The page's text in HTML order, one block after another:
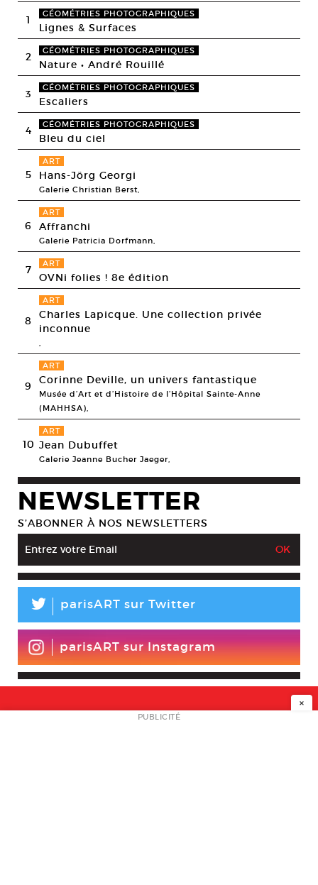
1 GÉOMÉTRIES PHOTOGRAPHIQUES
Lignes & Surfaces
2 GÉOMÉTRIES PHOTOGRAPHIQUES
Nature • André Rouillé
3 GÉOMÉTRIES PHOTOGRAPHIQUES
Escaliers
4 GÉOMÉTRIES PHOTOGRAPHIQUES
Bleu du ciel
5
ART
Hans-Jörg Georgi
Galerie Christian Berst,
6
ART
Affranchi
Galerie Patricia Dorfmann,
7 ART
OVNi folies ! 8e édition
8
ART
Charles Lapicque. Une collection privée
inconnue
9
ART
Corinne Deville, un univers fantastique
Musée d’Art et d’Histoire de l’Hôpital Sainte-Anne
(MAHHSA),
10
ART
Jean Dubuffet
Galerie Jeanne Bucher Jaeger,
NEWSLETTER
S’ABONNER À NOS NEWSLETTERS
L parisART sur Twitter
parisART sur Instagram
NEWSLETTER
×
PUBLICITÉ